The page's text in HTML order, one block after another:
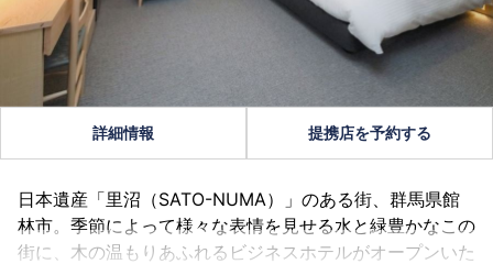
詳細情報 提携店を予約する
日本遺産「里沼（SATO-NUMA）」のある街、群馬県館
林市。季節によって様々な表情を見せる水と緑豊かなこの
街に、木の温もりあふれるビジネスホテルがオープンいた